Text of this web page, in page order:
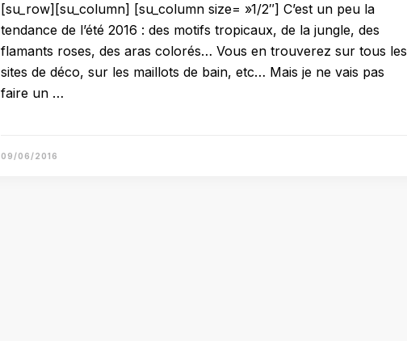
[su_row][su_column] [su_column size= »1/2″] C’est un peu la
tendance de l’été 2016 : des motifs tropicaux, de la jungle, des
flamants roses, des aras colorés… Vous en trouverez sur tous les
sites de déco, sur les maillots de bain, etc… Mais je ne vais pas
faire un …
09/06/2016